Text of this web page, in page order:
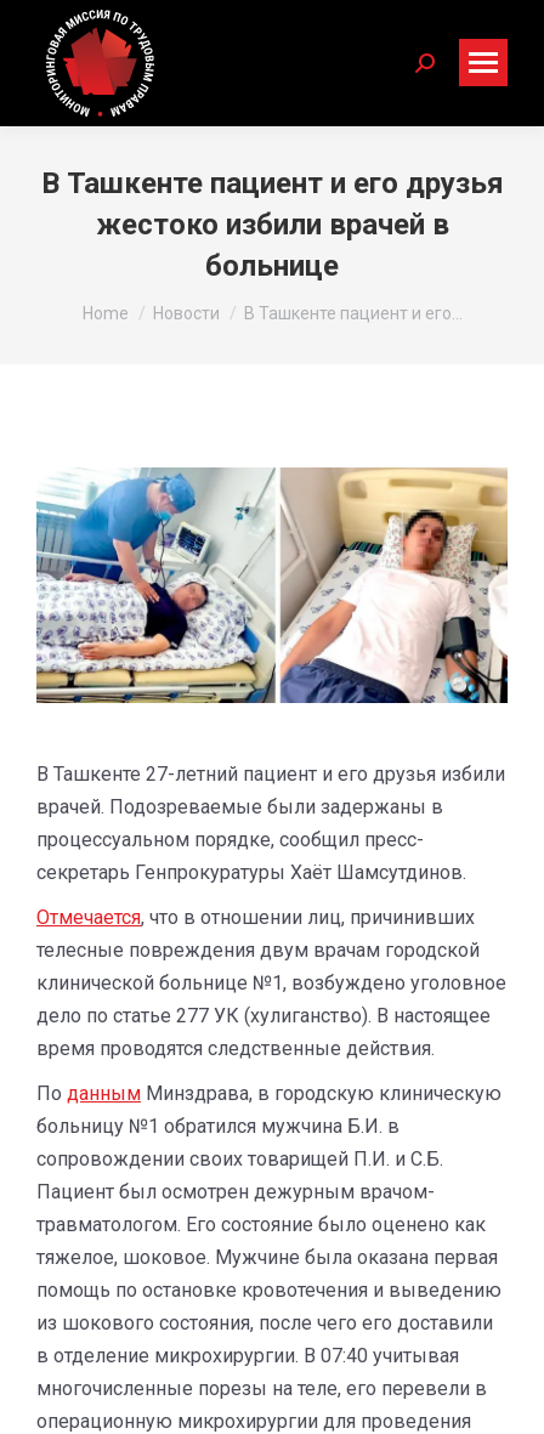
Search:
В Ташкенте пациент и его друзья
жестоко избили врачей в
больнице
You are here:
Home Новости В Ташкенте пациент и его…
В Ташкенте 27-летний пациент и его друзья избили
врачей. Подозреваемые были задержаны в
процессуальном порядке, сообщил пресс-
секретарь Генпрокуратуры Хаёт Шамсутдинов.
Отмечается, что в отношении лиц, причинивших
телесные повреждения двум врачам городской
клинической больнице №1, возбуждено уголовное
дело по статье 277 УК (хулиганство). В настоящее
время проводятся следственные действия.
По данным Минздрава, в городскую клиническую
больницу №1 обратился мужчина Б.И. в
сопровождении своих товарищей П.И. и С.Б.
Пациент был осмотрен дежурным врачом-
травматологом. Его состояние было оценено как
тяжелое, шоковое. Мужчине была оказана первая
помощь по остановке кровотечения и выведению
из шокового состояния, после чего его доставили
в отделение микрохирургии. В 07:40 учитывая
многочисленные порезы на теле, его перевели в
операционную микрохирургии для проведения